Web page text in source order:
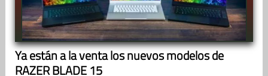
Ya están a la venta los nuevos modelos de
RAZER BLADE 15